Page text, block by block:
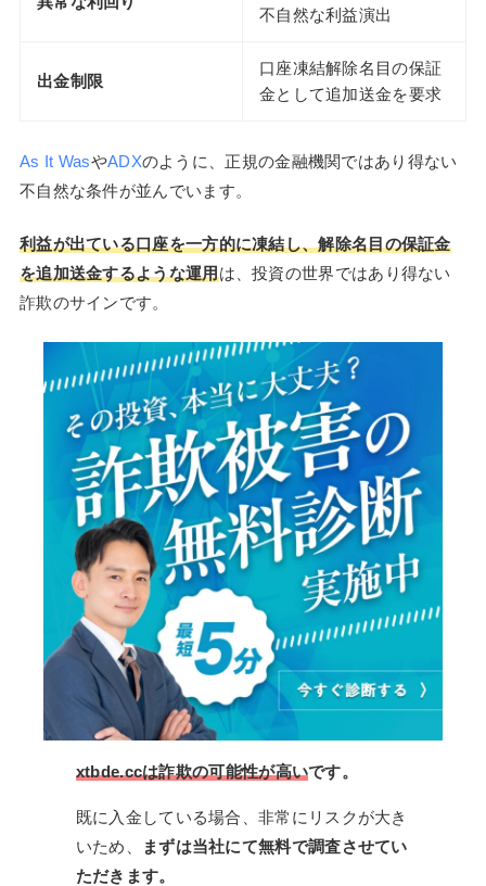
不自然な利益演出
出金制限
口座凍結解除名目の保証
金として追加送金を要求
As It WasやADXのように、正規の金融機関ではあり得ない
不自然な条件が並んでいます。
利益が出ている口座を一方的に凍結し、解除名目の保証金
を追加送金するような運用は、投資の世界ではあり得ない
詐欺のサインです。
xtbde.ccは詐欺の可能性が高いです。
既に入金している場合、非常にリスクが大き
いため、
まずは当社にて無料で調査させてい
ただきます。